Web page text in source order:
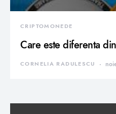
CRIPTOMONEDE
Care este diferenta
CORNELIA RADULESCU